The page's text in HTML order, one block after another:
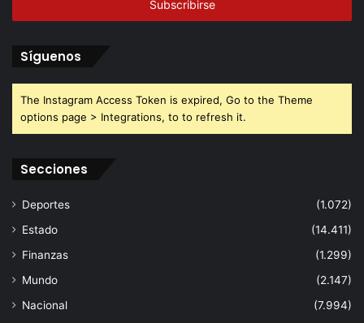
Síguenos
The Instagram Access Token is expired, Go to the Theme
options page > Integrations, to to refresh it.
Secciones
Deportes
(1.072)
Estado
(14.411)
Finanzas
(1.299)
Mundo
(2.147)
Nacional
(7.994)